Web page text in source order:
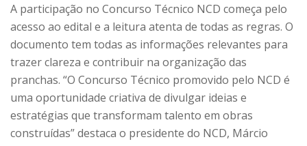
A participação no Concurso Técnico NCD começa pelo
acesso ao edital e a leitura atenta de todas as regras. O
documento tem todas as informações relevantes para
trazer clareza e contribuir na organização das
pranchas. “O Concurso Técnico promovido pelo NCD é
uma oportunidade criativa de divulgar ideias e
estratégias que transformam talento em obras
construídas” destaca o presidente do NCD, Márcio